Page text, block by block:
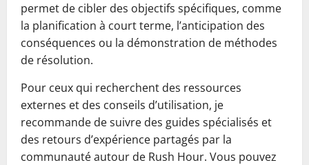
permet de cibler des objectifs spécifiques, comme
la planification à court terme, l’anticipation des
conséquences ou la démonstration de méthodes
de résolution.
Pour ceux qui recherchent des ressources
externes et des conseils d’utilisation, je
recommande de suivre des guides spécialisés et
des retours d’expérience partagés par la
communauté autour de Rush Hour. Vous pouvez